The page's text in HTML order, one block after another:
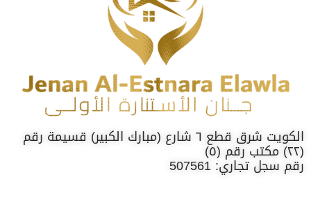
الكويت شرق قطع ٦ شارع (مبارك الكبير) قسيمة رقم
(٢٢) مكتب رقم (٥)
رقم سجل تجاري: 507561